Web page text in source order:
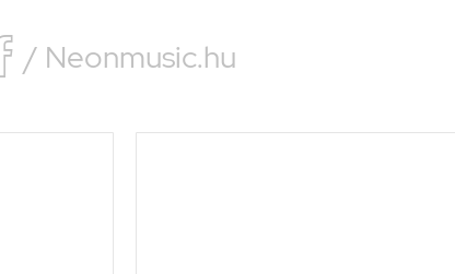
/ Neonmusic.hu